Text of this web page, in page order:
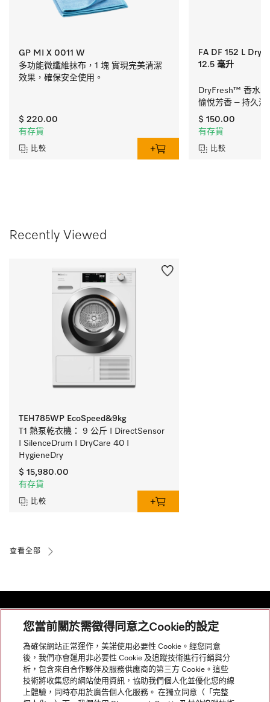
GP MI X 0011 W
多功能微纖維抹布，1 塊 實現完美清潔
效果，確保安全使用。
$ 220.00
有存貨
比較
FA DF 152 L
12.5 毫升
DryFresh™ 香水
愉悅芳香 – 持久清
$ 150.00
有存貨
比較
Recently Viewed
TEH785WP EcoSpeed&9kg
T1 熱泵乾衣機： 9 公斤 I DirectSensor
I SilenceDrum I DryCare 40 I
HygieneDry
$ 15,980.00
有存貨
比較
查看全部
網站導航
服務
您當前關於需徵得同意之Cookie的設定
為確保網站正常運作，美諾使用必要性 Cookie。經您同意
後，我們亦會運用非必要性 Cookie 及追蹤技術進行行銷與分
析，包含來自合作夥伴及服務供應商的第三方 Cookie。這些
技術將收集您的網站使用資訊，協助我們個人化並優化您的線
上體驗，同時亦用於廣告個人化服務。 在獨立同意（「完整